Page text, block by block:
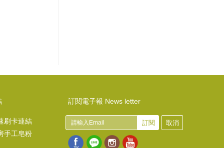
刷卡連結
手工皂粉
訂閱電子報 News letter
訂閱 取消